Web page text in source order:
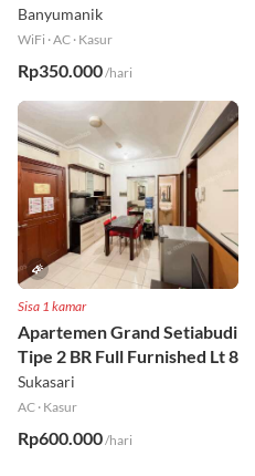
Banyumanik
WiFi ·AC · Kasur
Rp350.000/hari
Sisa 1 kamar
Apartemen Grand Setiabudi
Tipe 2 BR Full Furnished Lt 8
Sukasari
AC · Kasur
Rp600.000/hari